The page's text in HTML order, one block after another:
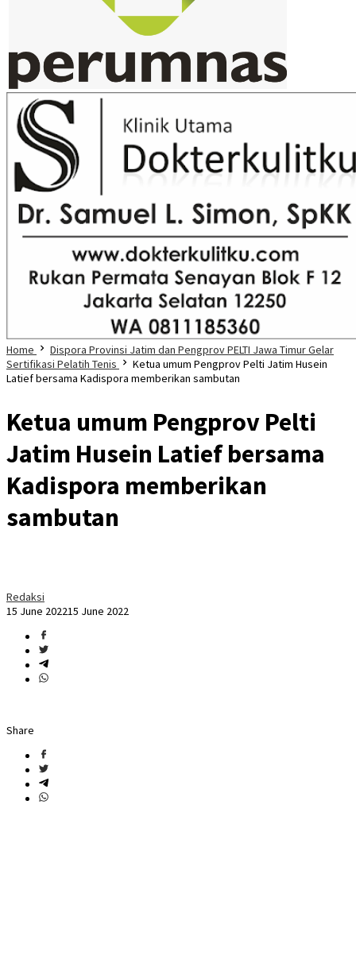
Home
Dispora Provinsi Jatim dan Pengprov PELTI Jawa Timur Gelar
Sertifikasi Pelatih Tenis
Ketua umum Pengprov Pelti Jatim Husein
Latief bersama Kadispora memberikan sambutan
Ketua umum Pengprov Pelti
Jatim Husein Latief bersama
Kadispora memberikan
sambutan
Redaksi
15 June 202215 June 2022
Share